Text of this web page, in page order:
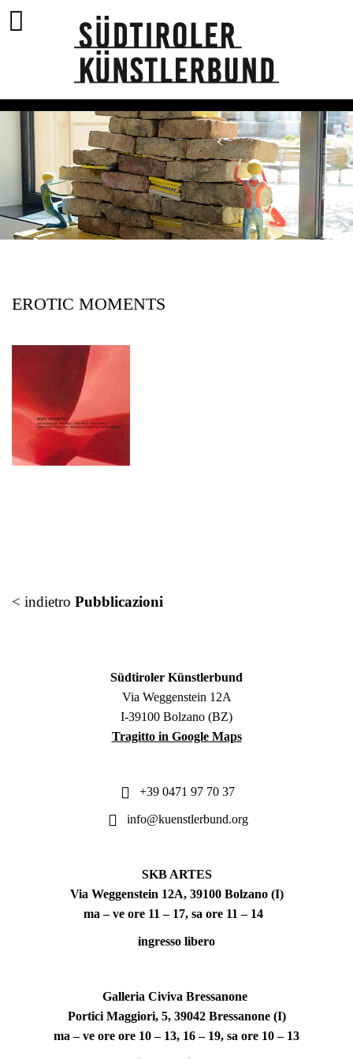
EROTIC MOMENTS
< indietro Pubblicazioni
Südtiroler Künstlerbund
Via Weggenstein 12A
I-39100 Bolzano (BZ)
Tragitto in Google Maps
+39 0471 97 70 37
info@kuenstlerbund.org
SKB ARTES
Via Weggenstein 12A, 39100 Bolzano (I)
ma – ve ore 11 – 17, sa ore 11 – 14
ingresso libero
Galleria Civiva Bressanone
Portici Maggiori, 5, 39042 Bressanone (I)
ma – ve ore ore 10 – 13, 16 – 19, sa ore 10 – 13